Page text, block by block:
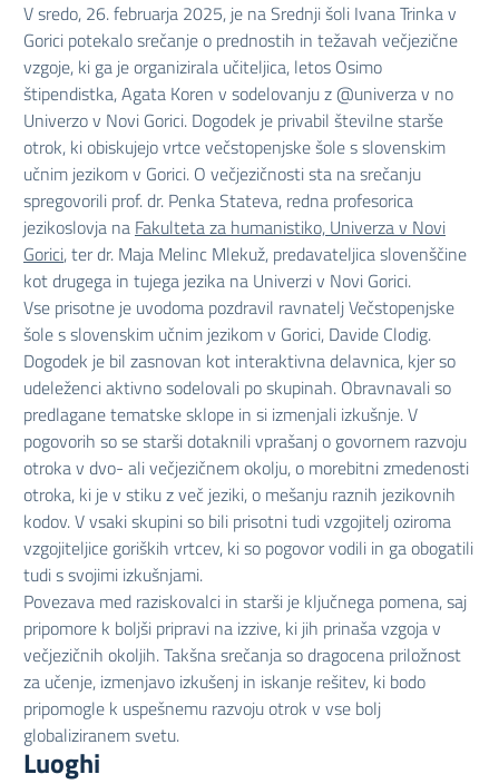
V sredo, 26. februarja 2025, je na Srednji šoli Ivana Trinka v
Gorici potekalo srečanje o prednostih in težavah večjezične
vzgoje, ki ga je organizirala učiteljica, letos Osimo
štipendistka, Agata Koren v sodelovanju z @univerza v no
Univerzo v Novi Gorici. Dogodek je privabil številne starše
otrok, ki obiskujejo vrtce večstopenjske šole s slovenskim
učnim jezikom v Gorici. O večjezičnosti sta na srečanju
spregovorili prof. dr. Penka Stateva, redna profesorica
jezikoslovja na Fakulteta za humanistiko, Univerza v Novi
Gorici, ter dr. Maja Melinc Mlekuž, predavateljica slovenščine
kot drugega in tujega jezika na Univerzi v Novi Gorici.
Vse prisotne je uvodoma pozdravil ravnatelj Večstopenjske
šole s slovenskim učnim jezikom v Gorici, Davide Clodig.
Dogodek je bil zasnovan kot interaktivna delavnica, kjer so
udeleženci aktivno sodelovali po skupinah. Obravnavali so
predlagane tematske sklope in si izmenjali izkušnje. V
pogovorih so se starši dotaknili vprašanj o govornem razvoju
otroka v dvo- ali večjezičnem okolju, o morebitni zmedenosti
otroka, ki je v stiku z več jeziki, o mešanju raznih jezikovnih
kodov. V vsaki skupini so bili prisotni tudi vzgojitelj oziroma
vzgojiteljice goriških vrtcev, ki so pogovor vodili in ga obogatili
tudi s svojimi izkušnjami.
Povezava med raziskovalci in starši je ključnega pomena, saj
pripomore k boljši pripravi na izzive, ki jih prinaša vzgoja v
večjezičnih okoljih. Takšna srečanja so dragocena priložnost
za učenje, izmenjavo izkušenj in iskanje rešitev, ki bodo
pripomogle k uspešnemu razvoju otrok v vse bolj
globaliziranem svetu.
Luoghi